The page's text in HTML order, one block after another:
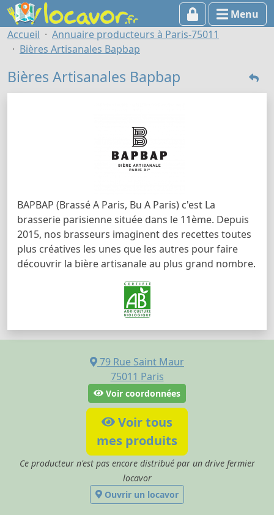
Menu
Accueil
Annuaire producteurs à Paris-75011
Bières Artisanales Bapbap
Bières Artisanales Bapbap
BAPBAP (Brassé A Paris, Bu A Paris) c'est La
brasserie parisienne située dans le 11ème. Depuis
2015, nos brasseurs imaginent des recettes toutes
plus créatives les unes que les autres pour faire
découvrir la bière artisanale au plus grand nombre.
79 Rue Saint Maur
75011 Paris
Voir coordonnées
Voir tous
mes produits
Ce producteur n'est pas encore distribué par un drive fermier
locavor
Ouvrir un locavor